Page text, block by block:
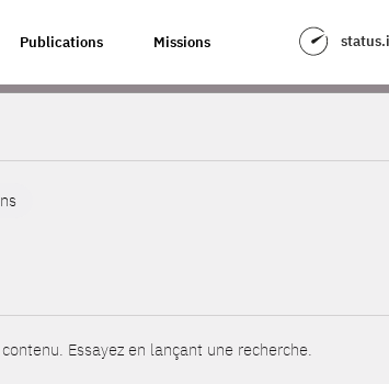
Publications Missions
Essayez en lançant une recherche.